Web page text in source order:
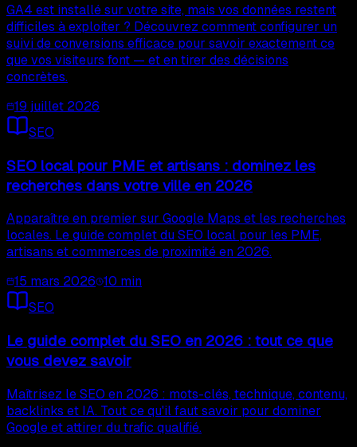
GA4 est installé sur votre site, mais vos données restent
difficiles à exploiter ? Découvrez comment configurer un
suivi de conversions efficace pour savoir exactement ce
que vos visiteurs font — et en tirer des décisions
concrètes.
19 juillet 2026
SEO
SEO local pour PME et artisans : dominez les
recherches dans votre ville en 2026
Apparaître en premier sur Google Maps et les recherches
locales. Le guide complet du SEO local pour les PME,
artisans et commerces de proximité en 2026.
15 mars 2026 10 min
SEO
Le guide complet du SEO en 2026 : tout ce que
vous devez savoir
Maîtrisez le SEO en 2026 : mots-clés, technique, contenu,
backlinks et IA. Tout ce qu'il faut savoir pour dominer
Google et attirer du trafic qualifié.